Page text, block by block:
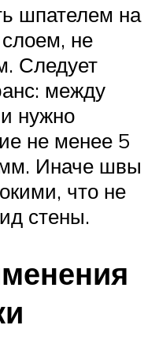
шпателем на
не
Следует
между
нужно
не менее 5
Иначе швы
что не
стены.